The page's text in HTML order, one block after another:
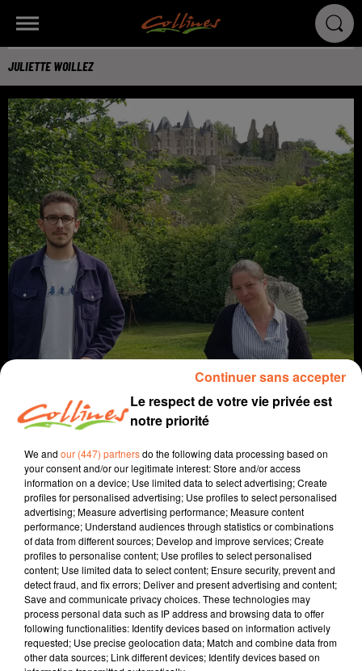
JULIETTE WOILLEZ
info
10 juin 2022 - 3 min 50 sec
JULIETTE WOILLEZ
Fabien Gazeau
3 minutes pour convaincre
Le respect de votre vie privée est
notre priorité
We and our (447) partnersdo the following data processing based on
your consent and/or our legitimate interest: Store and/or access
information on a device; Use limited data to select advertising; Create
profiles for personalised advertising; Use profiles to select personalised
advertising; Measure advertising performance; Measure content
performance; Understand audiences through statistics or combinations
of data from different sources; Develop and improve services; Create
profiles to personalise content; Use profiles to select personalised
content; Use limited data to select content; Ensure security, prevent and
detect fraud, and fix errors; Deliver and present advertising and content;
Save and communicate privacy choices. These technologies may
process personal data such as IP address and browsing data to offer
following functionalities: Identify devices based on information actively
requested; Use precise geolocation data; Match and combine data from
other data sources; Link different devices; Identify devices based on
Continuer sans accepter